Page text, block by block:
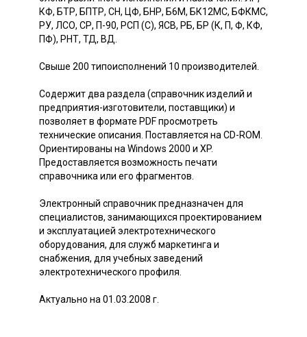
КФ, БТР, БПТР, СН, ЦФ, БНР, Б6М, БК12МС, БФКМС,
РУ, ЛСО, СР, П-90, РСП (С), ЯСВ, РБ, БР (К, П, Ф, КФ,
ПФ), РНТ, ТД, ВД.
Свыше 200 типоисполнений 10 производителей.
Содержит два раздела (справочник изделий и
предприятия-изготовители, поставщики) и
позволяет в формате PDF просмотреть
технические описания. Поставляется на CD-ROM.
Ориентированы на Windows 2000 и XP.
Предоставляется возможность печати
справочника или его фрагментов.
Электронный справочник предназначен для
специалистов, занимающихся проектированием
и эксплуатацией электротехнического
оборудования, для служб маркетинга и
снабжения, для учебных заведений
электротехнического профиля.
Актуально на 01.03.2008 г.